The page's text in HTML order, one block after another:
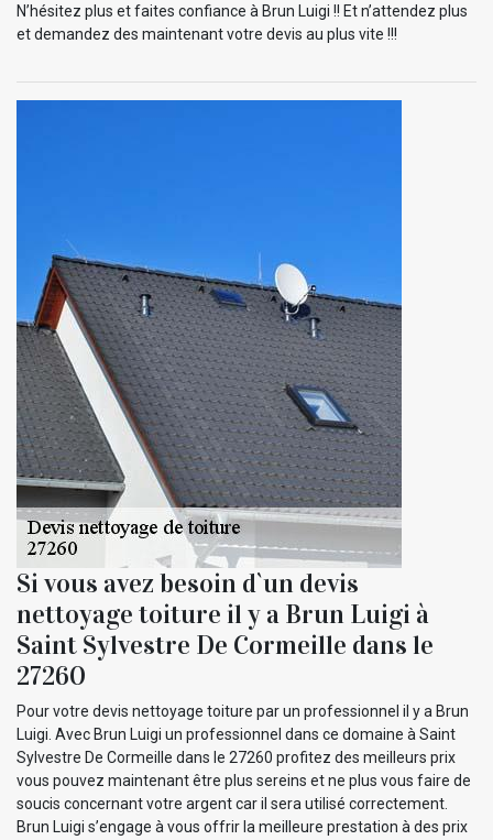
N’hésitez plus et faites confiance à Brun Luigi !! Et n’attendez plus
et demandez des maintenant votre devis au plus vite !!!
Si vous avez besoin d`un devis
nettoyage toiture il y a Brun Luigi à
Saint Sylvestre De Cormeille dans le
27260
Pour votre devis nettoyage toiture par un professionnel il y a Brun
Luigi. Avec Brun Luigi un professionnel dans ce domaine à Saint
Sylvestre De Cormeille dans le 27260 profitez des meilleurs prix
vous pouvez maintenant être plus sereins et ne plus vous faire de
soucis concernant votre argent car il sera utilisé correctement.
Brun Luigi s’engage à vous offrir la meilleure prestation à des prix